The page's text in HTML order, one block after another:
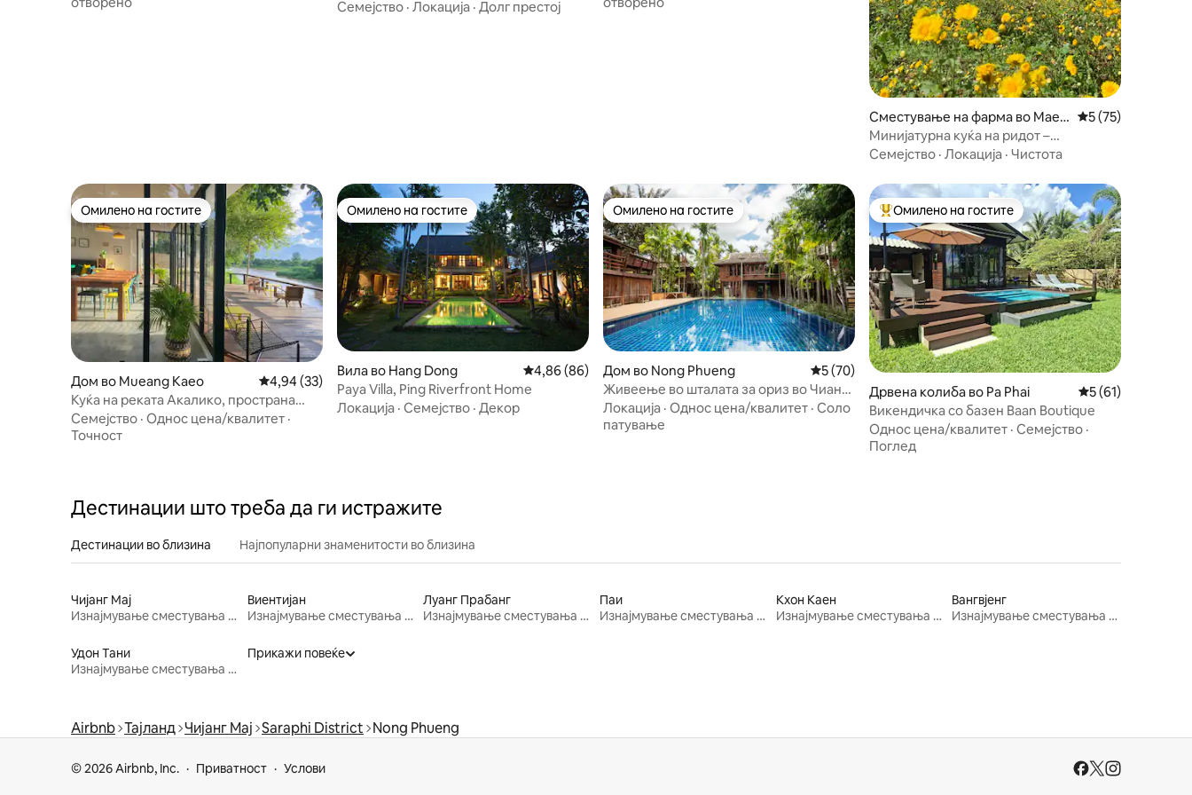
луксузен дом покрај ридот
Семејство · Локација · Долг престој
Сместување на фарма во Mae P
ong
Просечна оцена:
5 (75)
Минијатурна куќа на ридот –
престојувајте блиску до природата
Семејство · Локација · Чистота
Омилено на гостите
Омилено на гостите
Дом во Mueang Kaeo Просечна оцена: 4,94 од 5, 33 рецензии
4,94 (33)
Куќа на реката Акалико, пространа
куќа на реката
Семејство · Однос цена/квалитет ·
Точност
Омилено на гостите
Омилено на гостите
Вила во Hang Dong Просечна оцена: 4,86 од 5, 86 рецензии
4,86 (86)
Paya Villa, Ping Riverfront Home
Локација · Семејство · Декор
Омилено на гостите
Омилено на гостите
Дом во Nong Phueng Просечна оцена: 5 од 5, 70 рецензии
5 (70)
Живеење во шталата за ориз во Чианг
Мај!
Локација · Однос цена/квалитет · Соло
патување
Меѓу најуспешните „Омилени на гостите“
Омилено на гостите
Дрвена колиба во Pa Phai Просечна оцена:
5 (61)
Викендичка со базен Baan Boutique
Однос цена/квалитет · Семејство ·
Поглед
Дестинации што треба да ги истражите
Дестинации во близина Најпопуларни знаменитости во близина
Чијанг Мај
Изнајмување сместувања за одмор
Виентијан
Изнајмување сместувања за одмор
Луанг Прабанг
Изнајмување сместувања за одмор
Паи
Изнајмување сместувања за одмор
Кхон Каен
Изнајмување сместувања за одмор
Вангвјенг
Изнајмување сместувања за одмор
Удон Тани
Изнајмување сместувања за одмор
Прикажи повеќе
Airbnb Тајланд Чијанг Мај Saraphi District Nong Phueng
© 2026 Airbnb, Inc. Приватност Услови